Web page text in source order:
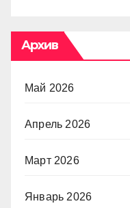
Архив
Май 2026
Апрель 2026
Март 2026
Январь 2026